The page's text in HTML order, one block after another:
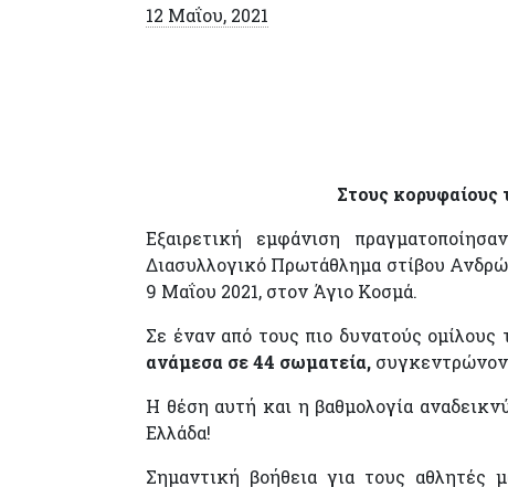
12 Μαΐου, 2021
Στους
Εξαιρετική εμφάνιση
Διασυλλογικό Πρωτάθλημα στίβου
9 Μαΐου 2021, στον Άγιο Κοσμά.
Σε έναν από τους πιο δυνατούς
ανάμεσα σε 44 σωματεία,
Η θέση αυτή και η βαθμολογία
Ελλάδα!
Σημαντική βοήθεια για τους